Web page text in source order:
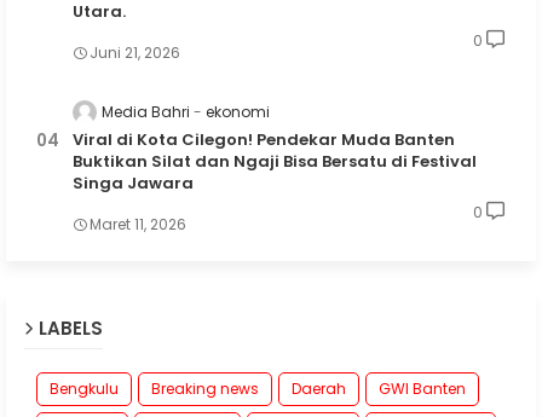
Utara.
Juni 21, 2026
0
Media Bahri ekonomi
Viral di Kota Cilegon! Pendekar Muda Banten
Buktikan Silat dan Ngaji Bisa Bersatu di Festival
Singa Jawara
Maret 11, 2026
0
LABELS
Bengkulu Breaking news Daerah
GWI Banten